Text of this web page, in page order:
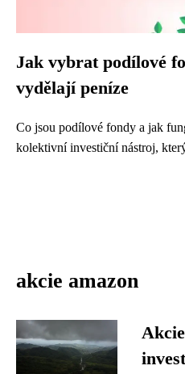
Jak vybrat podílové
vydělají peníze
Co jsou podílové fondy a jak
kolektivní investiční nástroj,
akcie amazon